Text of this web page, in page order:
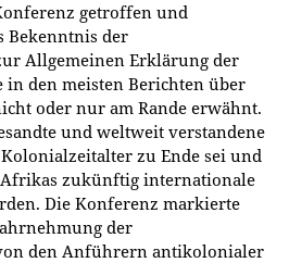
getroffen und
Bekenntnis der
Allgemeinen Erklärung der
in den meisten Berichten über
oder nur am Rande erwähnt.
und weltweit verstandene
Kolonialzeitalter zu Ende sei und
Afrikas zukünftig internationale
Die Konferenz markierte
der
den Anführern antikolonialer